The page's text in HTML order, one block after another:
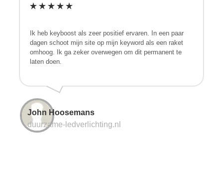
Ik heb keyboost als zeer positief ervaren. In een paar
dagen schoot mijn site op mijn keyword als een raket
omhoog. Ik ga zeker overwegen om dit permanent te
laten doen.
John Hoosemans
duurzame-ledverlichting.nl